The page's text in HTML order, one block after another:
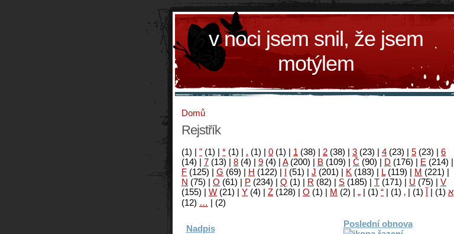
v noci jsem snil, že jsem
motýlem
Domů
Rejstřík
(1) | " (1) | * (1) | . (1) | 0 (1) | 1 (38) | 2 (38) | 3 (23) | 4 (23) | 5 (23) | 6
(14) | 7 (13) | 8 (4) | 9 (4) | A(200) | B (109) | Č (90) | D (176) | E (214) |
F (125) | G (69) | H (122) | I (51) | J (201) | K (183) | L(119) | M (221) |
N (75) | O (61) | P (234) | Q (1) | R (82) | S (185) | T (171) | U (75) | V
(155) | W (21) | Y (4) | Z (128) | Ο (1) | М (2) | א (1)
| آ (1)
|
‚
(1)
|
“
(1)
|
„
(2)
|
…
(12)
Nadpis Poslední obnova